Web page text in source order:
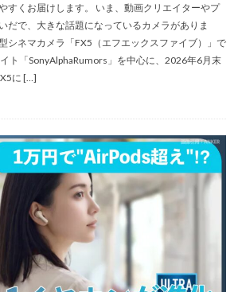
すくお届けします。 いま、動画クリエイターやプ
だで、大きな話題になっているカメラがありま
シネマカメラ「FX5（エフエックスファイブ）」で
ト「SonyAlphaRumors」を中心に、2026年6月末
に […]
Moomshot AI NIIKOR Z
nikkor
2.8 VR S Ⅱ
NIKKOR Z 120-300mm f/2.8 TC
f:2 8 S Ⅱ
f/2.8 S Ⅱ
f/4 PZ
f/4 PZ 発売
NIKKOR Z 35mm f/1.2 S
f/1.4
NIKKOR Z 35mm f/1.4 S
f/2.8 VR S II
f/2.8 VR S II 予約日